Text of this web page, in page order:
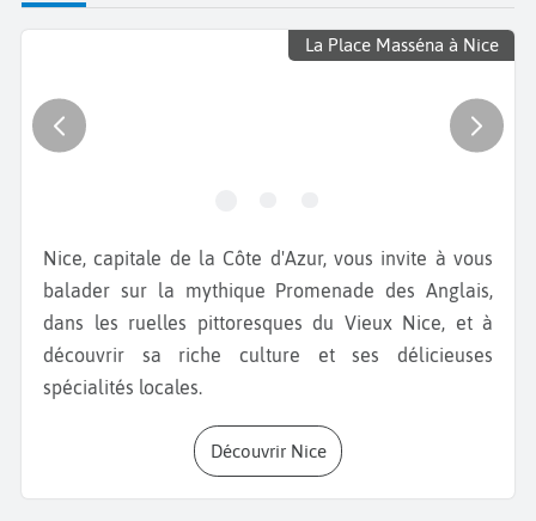
La Place Masséna à Nice
Nice, capitale de la Côte d'Azur, vous invite à vous
balader sur la mythique Promenade des Anglais,
dans les ruelles pittoresques du Vieux Nice, et à
découvrir sa riche culture et ses délicieuses
spécialités locales.
Découvrir Nice